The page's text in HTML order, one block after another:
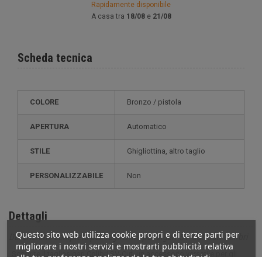
Questo sito web utilizza cookie propri e di terze parti per
migliorare i nostri servizi e mostrarti pubblicità relativa
Rapidamente disponibile
A casa tra 18/08e 21/08
Scheda tecnica
COLORE bronzo / pistola
APERTURA Automatico
STILE ghigliottina, altro taglio
PERSONALIZZABILE non
Dettagli
Descrizione completa per Taglierina per sigari SV-Cut Gun Colibri
Scoprite il tagliasigari Colibri SV-Cut, un accessorio versatile per gli